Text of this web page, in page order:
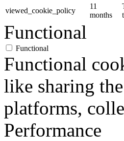
viewed_cookie_policy
11
months
Functional
Functional
Functional
like sharing
platforms,
Performance